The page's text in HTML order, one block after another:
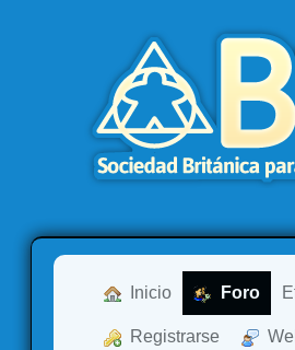
Inicio Foro
Registrarse